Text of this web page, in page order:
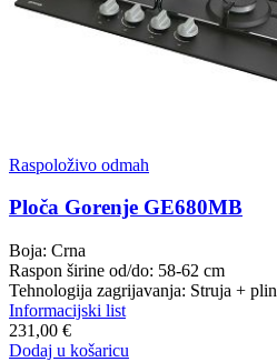
Raspoloživo odmah
Ploča Gorenje GE680MB
Boja: Crna
Raspon širine od/do: 58-62 cm
Tehnologija zagrijavanja: Struja + plin
Informacijski list
231,00 €
Dodaj u košaricu